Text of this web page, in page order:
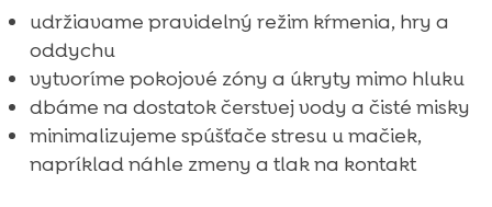
udržiavame pravidelný režim kŕmenia, hry a
oddychu
vytvoríme pokojové zóny a úkryty mimo hluku
dbáme na dostatok čerstvej vody a čisté misky
minimalizujeme spúšťače stresu u mačiek,
napríklad náhle zmeny a tlak na kontakt